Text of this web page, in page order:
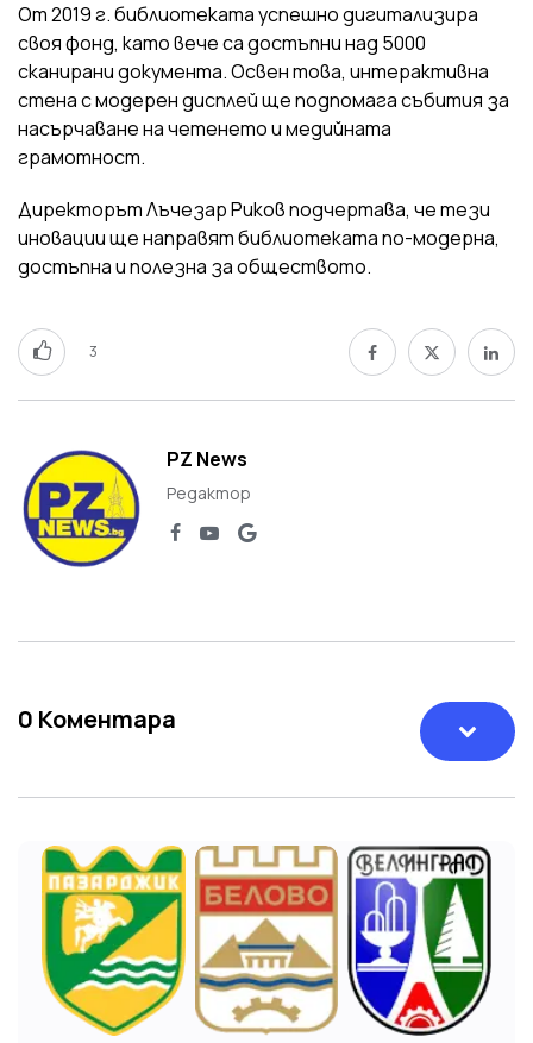
От 2019 г. библиотеката успешно дигитализира
своя фонд, като вече са достъпни над 5000
сканирани документа. Освен това, интерактивна
стена с модерен дисплей ще подпомага събития за
насърчаване на четенето и медийната
грамотност.
Директорът Лъчезар Риков подчертава, че тези
иновации ще направят библиотеката по-модерна,
достъпна и полезна за обществото.
3
PZ News
Редактор
0 Коментара